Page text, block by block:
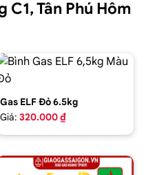
Tân Phú Hôm
Gas ELF Đỏ 6.5kg
Giá: 320.000 ₫